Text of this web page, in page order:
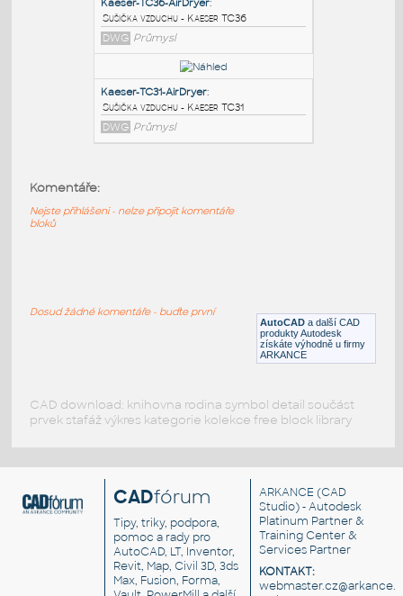
DWG Průmysl
Kaeser-TC44-AirDryer:
Sušička vzduchu - Kaeser TC44
DWG Průmysl
Sušička vzduchu - Kaeser TC31
AutoCAD a další CAD
produkty Autodesk
získáte výhodně u firmy
ARKANCE
Komentáře:
Nejste přihlášeni - nelze připojit komentáře
bloků
Dosud žádné komentáře - buďte první
CAD download: knihovna rodina symbol detail součást
prvek stafáž výkres kategorie kolekce free block library
CADfórum
Tipy, triky, podpora,
pomoc a rady pro
AutoCAD, LT, Inventor,
Revit, Map, Civil 3D, 3ds
Max, Fusion, Forma,
ARKANCE (CAD
Studio) - Autodesk
Platinum Partner &
Training Center &
Services Partner
KONTAKT: